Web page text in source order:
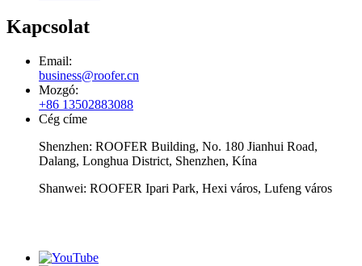
Kapcsolat
Email:
business@roofer.cn
Mozgó:
+86 13502883088
Cég címe
Shenzhen: ROOFER Building, No. 180 Jianhui Road,
Dalang, Longhua District, Shenzhen, Kína
Shanwei: ROOFER Ipari Park, Hexi város, Lufeng város